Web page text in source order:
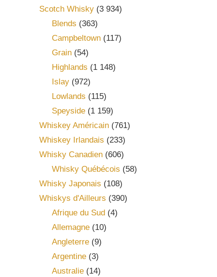
Scotch Whisky (3 934)
Blends (363)
Campbeltown(117)
Grain(54)
Highlands (1 148)
Islay(972)
Lowlands (115)
Speyside(1 159)
Whiskey Américain (761)
Whiskey Irlandais (233)
Whisky Canadien (606)
Whisky Québécois (58)
Whisky Japonais (108)
Whiskys d'Ailleurs (390)
Afrique du Sud (4)
Allemagne(10)
Angleterre(9)
Argentine(3)
Australie(14)